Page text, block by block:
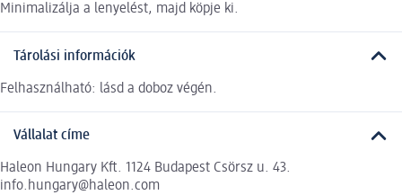
Minimalizálja a lenyelést, majd köpje ki.
Tárolási információk
Felhasználható: lásd a doboz végén.
Vállalat címe
Haleon Hungary Kft. 1124 Budapest Csörsz u. 43.
info.hungary@haleon.com